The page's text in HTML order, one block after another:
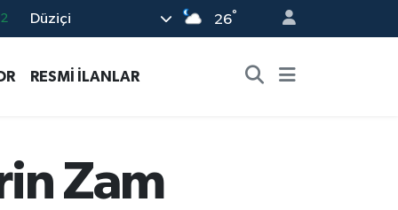
Düziçi 26°
RESMİ İLANLAR
Zam